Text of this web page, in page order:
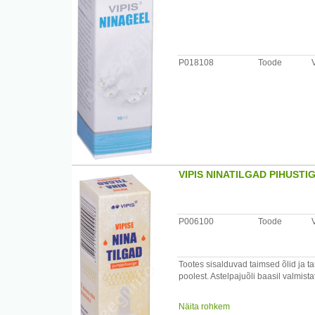
P018108 Toode
VIPIS NINATILGAD
P006100 Toode
Tootes sisalduvad taimsed õlid ja
poolest. Astelpajuõli baasil
ettevaatlikult sisse hingates.
Näita rohkem